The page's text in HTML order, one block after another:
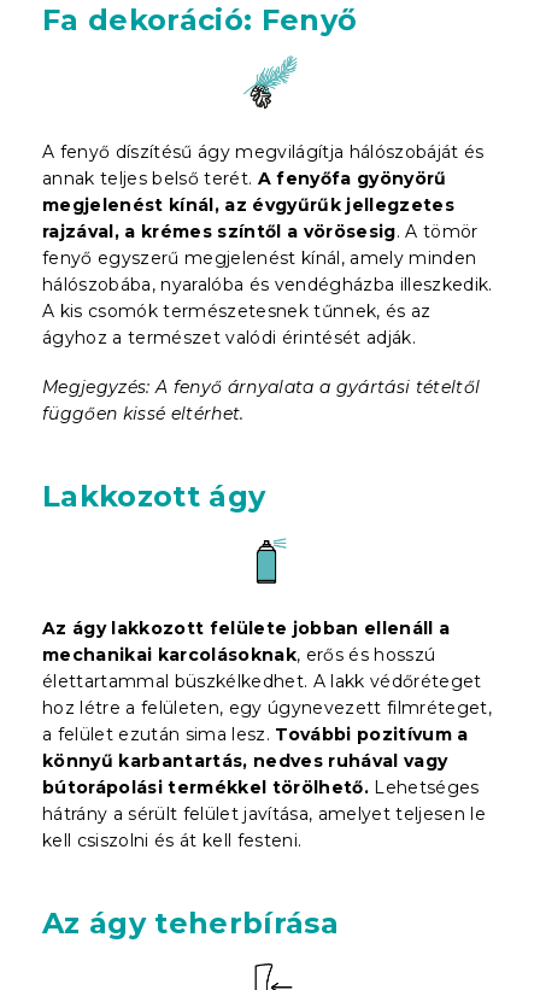
Fa dekoráció: Fenyő
A fenyő díszítésű ágy megvilágítja hálószobáját és
annak teljes belső terét. A fenyőfa gyönyörű
megjelenést kínál, az évgyűrűk jellegzetes
rajzával, a krémes színtől a vörösesig. A tömör
fenyő egyszerű megjelenést kínál, amely minden
hálószobába, nyaralóba és vendégházba illeszkedik.
A kis csomók természetesnek tűnnek, és az
ágyhoz a természet valódi érintését adják.
Megjegyzés: A fenyő árnyalata a gyártási tételtől
függően kissé eltérhet.
Lakkozott ágy
Az ágy lakkozott felülete jobban ellenáll a
mechanikai karcolásoknak, erős és hosszú
élettartammal büszkélkedhet. A lakk védőréteget
hoz létre a felületen, egy úgynevezett filmréteget,
a felület ezután sima lesz. További pozitívum a
könnyű karbantartás, nedves ruhával vagy
bútorápolási termékkel törölhető. Lehetséges
hátrány a sérült felület javítása, amelyet teljesen le
kell csiszolni és át kell festeni.
Az ágy teherbírása